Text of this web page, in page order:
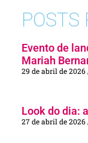
POSTS
Evento de
Mariah
29 de abril de 2026
Look do dia:
27 de abril de 2026